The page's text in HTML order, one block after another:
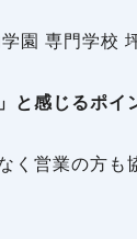
園 専門学校
と感じるポイ
く営業の方